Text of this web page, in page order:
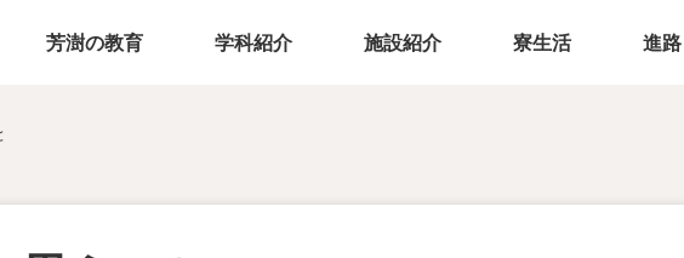
芳澍の教育 学科紹介 施設紹介 寮生活 進路